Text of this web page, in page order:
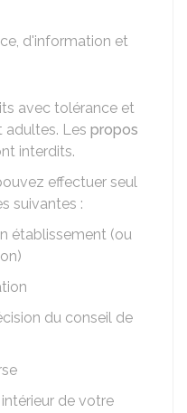
d'information et
avec tolérance et
adultes. Les propos
interdits.
effectuer seul
suivantes :
établissement (ou
du conseil de
de votre